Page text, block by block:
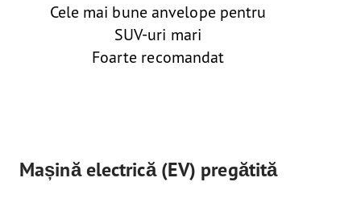
Cele mai bune anvelope pentru
SUV-uri mari
Foarte recomandat
Mașină electrică (EV) pregătită